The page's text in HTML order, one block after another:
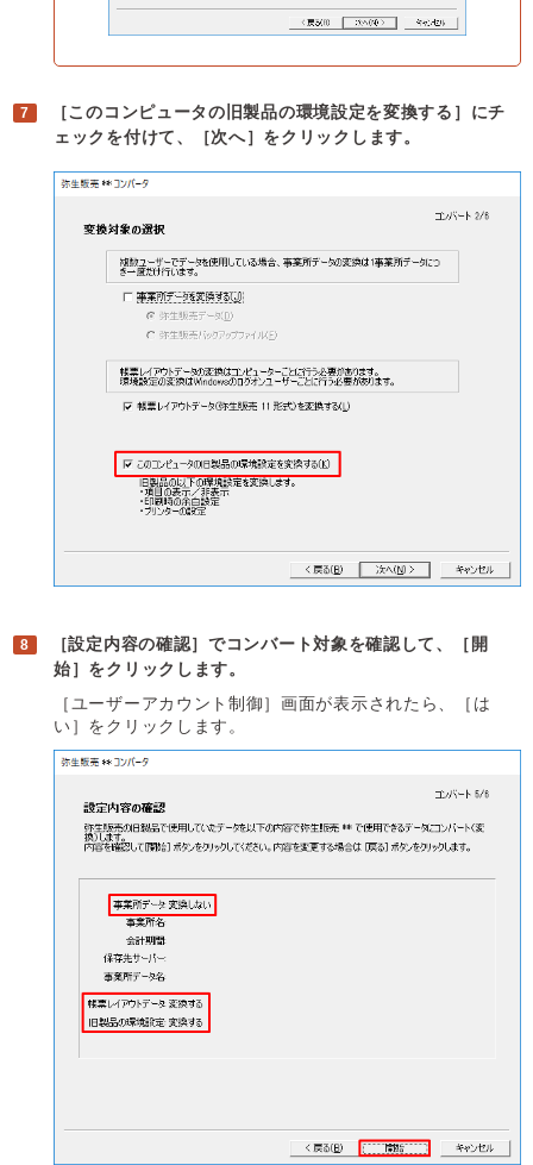
［このコンピュータの旧製品の環境設定を変換する］にチ
ェックを付けて、［次へ］をクリックします。
［設定内容の確認］でコンバート対象を確認して、［開
始］をクリックします。
［ユーザーアカウント制御］画面が表示されたら、［は
い］をクリックします。